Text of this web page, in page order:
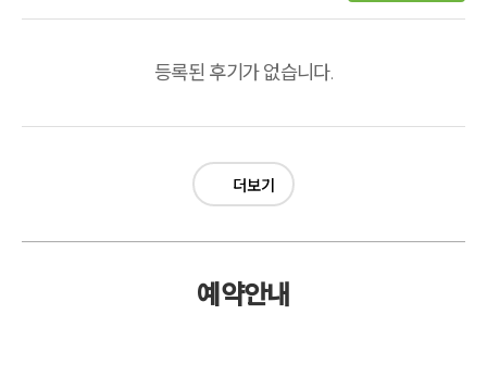
등록된 후기가 없습니다.
더보기
예약안내